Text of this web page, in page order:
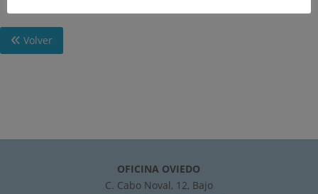
Volver
OFICINA OVIEDO
C. Cabo Noval, 12, Bajo